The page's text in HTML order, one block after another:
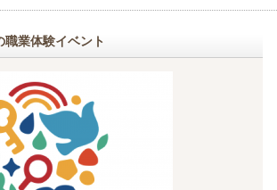
職業体験イベント